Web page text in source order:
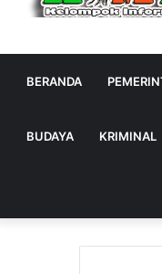
BERANDA
BUDAYA KRIMINAL